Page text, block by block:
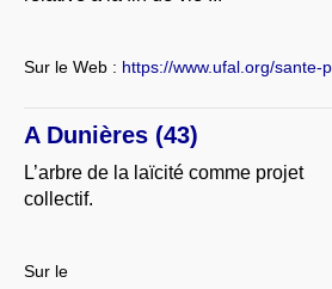
Sur le Web : https://www.ufal.org/sante-
A Dunières (43)
L’arbre de la laïcité comme projet
collectif.
Sur le